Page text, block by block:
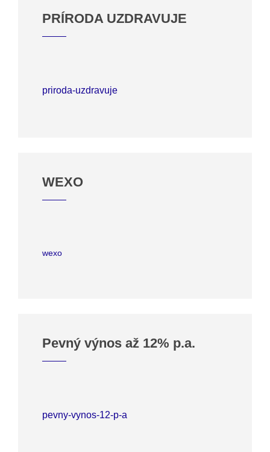
PRÍRODA UZDRAVUJE
priroda-uzdravuje
WEXO
wexo
Pevný výnos až 12% p.a.
pevny-vynos-12-p-a